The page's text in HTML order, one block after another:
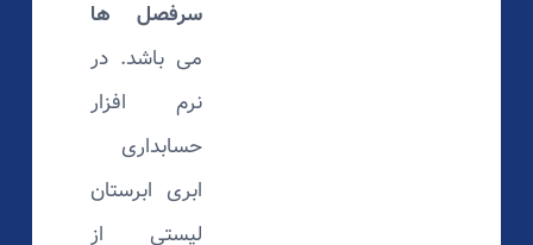
سرفصل ها
می باشد. در
نرم افزار
حسابداری
ابری ابرستان
لیستی از